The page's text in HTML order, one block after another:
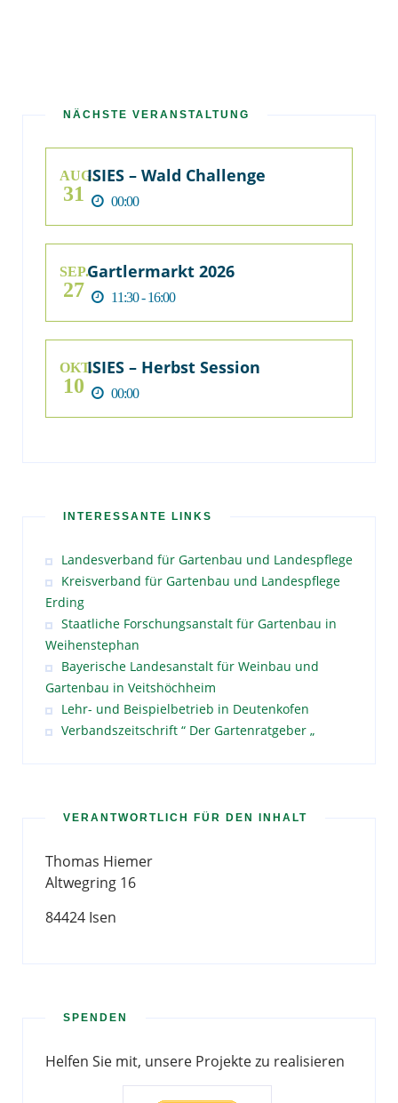
NÄCHSTE VERANSTALTUNG
AUG.
31
ISIES – Wald Challenge
00:00
SEP.
27
Gartlermarkt 2026
11:30 - 16:00
OKT.
10
ISIES – Herbst Session
00:00
INTERESSANTE LINKS
Landesverband für Gartenbau und Landespflege
Kreisverband für Gartenbau und Landespflege
Erding
Staatliche Forschungsanstalt für Gartenbau in
Weihenstephan
Bayerische Landesanstalt für Weinbau und
Gartenbau in Veitshöchheim
Lehr- und Beispielbetrieb in Deutenkofen
Verbandszeitschrift “ Der Gartenratgeber „
VERANTWORTLICH FÜR DEN INHALT
Thomas Hiemer
Altwegring 16
84424 Isen
SPENDEN
Helfen Sie mit, unsere Projekte zu realisieren